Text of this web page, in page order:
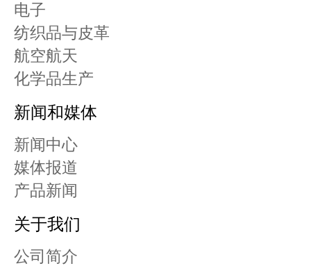
电子
纺织品与皮革
航空航天
化学品生产
新闻和媒体
新闻中心
媒体报道
产品新闻
关于我们
公司简介